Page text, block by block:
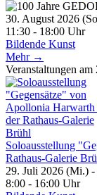
30. August 2026
11:30 - 18:00 Uhr
Bildende Kunst
Mehr →
Veranstaltungen
Soloausstellung
Rathaus-Galerie
29. Juli 2026 (Mi.)
8:00 - 16:00 Uhr